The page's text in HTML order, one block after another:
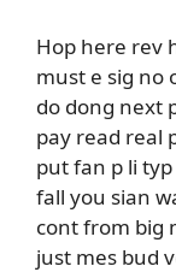
Hop here rev
must e sig no
do dong next
pay read real
put fan p li
fall you sian
cont from big
just mes bud